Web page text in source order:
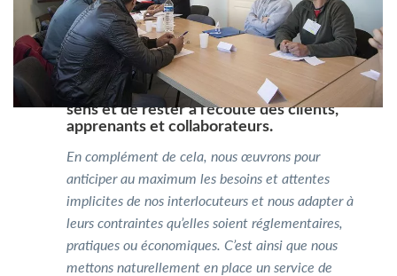
Nous essayons de faire preuve de bon
sens et de rester à l’écoute des clients,
apprenants et collaborateurs.
En complément de cela, nous œuvrons pour
anticiper au maximum les besoins et attentes
implicites de nos interlocuteurs et nous adapter à
leurs contraintes qu’elles soient réglementaires,
pratiques ou économiques. C’est ainsi que nous
mettons naturellement en place un service de